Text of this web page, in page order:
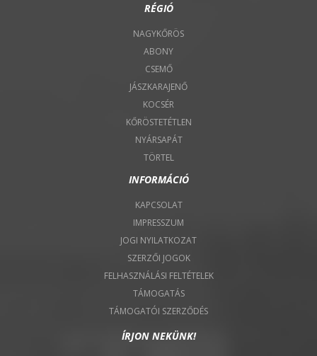
RÉGIÓ
NAGYKŐRÖS
ABONY
CSEMŐ
JÁSZKARAJENŐ
KOCSÉR
KŐRÖSTETÉTLEN
NYÁRSAPÁT
TÖRTEL
INFORMÁCIÓ
KAPCSOLAT
IMPRESSZUM
JOGI NYILATKOZAT
SZERZŐI JOGOK
FELHASZNÁLÁSI FELTÉTELEK
TÁMOGATÁS
TÁMOGATÓI SZERZŐDÉS
ÍRJON NEKÜNK!